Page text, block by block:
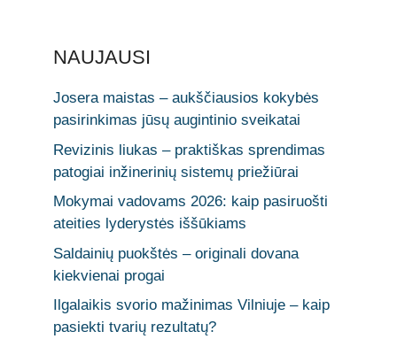
NAUJAUSI
Josera maistas – aukščiausios kokybės
pasirinkimas jūsų augintinio sveikatai
Revizinis liukas – praktiškas sprendimas
patogiai inžinerinių sistemų priežiūrai
Mokymai vadovams 2026: kaip pasiruošti
ateities lyderystės iššūkiams
Saldainių puokštės – originali dovana
kiekvienai progai
Ilgalaikis svorio mažinimas Vilniuje – kaip
pasiekti tvarių rezultatų?